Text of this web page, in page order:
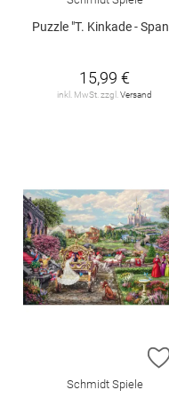
Puzzle "T. Kinkade - Spanisches Straßencafé", 1000 Teile
15,99 €
inkl. MwSt. zzgl. Versand
Schmidt Spiele